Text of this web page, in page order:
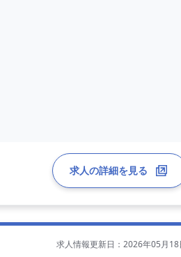
求人の詳細を見る
求人情報更新日：2026年05月18